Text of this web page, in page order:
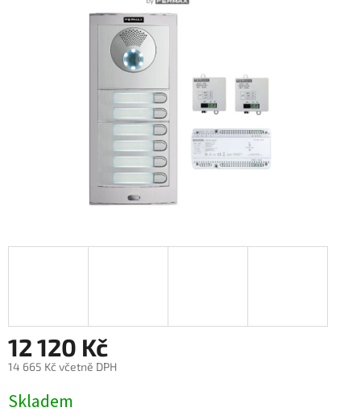
12 120 Kč
14 665 Kč včetně DPH
cena:
Skladem